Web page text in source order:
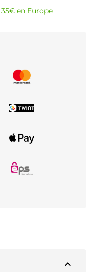
en Europe
expand_less